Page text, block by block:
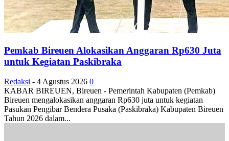
Pemkab Bireuen Alokasikan Anggaran Rp630 Juta
untuk Kegiatan Paskibraka
Redaksi - 4 Agustus 2026 0
KABAR BIREUEN, Bireuen - Pemerintah Kabupaten (Pemkab)
Bireuen mengalokasikan anggaran Rp630 juta untuk kegiatan
Pasukan Pengibar Bendera Pusaka (Paskibraka) Kabupaten Bireuen
Tahun 2026 dalam...